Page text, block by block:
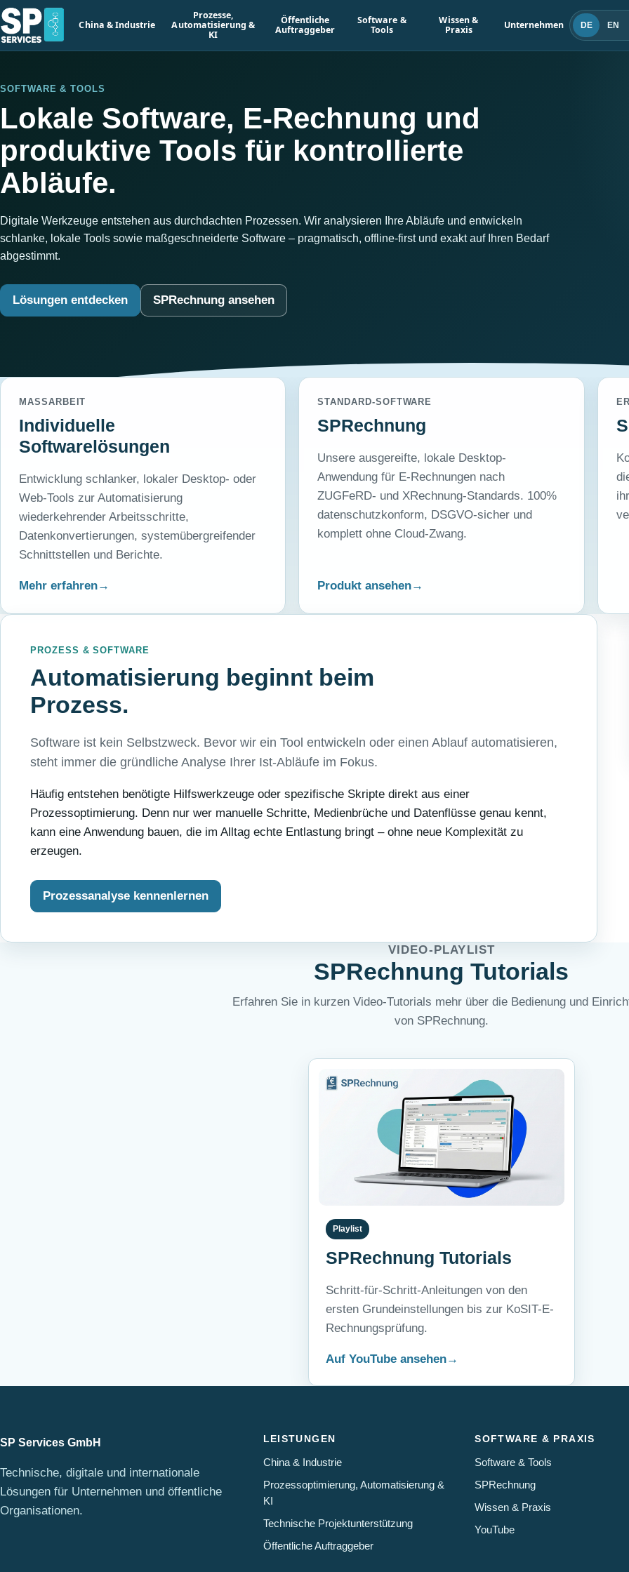
China & Industrie
Prozesse,
Automatisierung &
KI
Öffentliche
Auftraggeber
Software &
Tools
Wissen &
Praxis
Unternehmen DE EN
SOFTWARE & TOOLS
Lokale Software, E-Rechnung und
produktive Tools für kontrollierte
Abläufe.
Digitale Werkzeuge entstehen aus durchdachten Prozessen. Wir analysieren Ihre Abläufe und entwickeln
schlanke, lokale Tools sowie maßgeschneiderte Software – pragmatisch, offline-first und exakt auf Ihren Bedarf
abgestimmt.
Lösungen entdecken SPRechnung ansehen
MASSARBEIT
Individuelle
Softwarelösungen
Entwicklung schlanker, lokaler Desktop- oder
Web-Tools zur Automatisierung
wiederkehrender Arbeitsschritte,
Datenkonvertierungen, systemübergreifender
Schnittstellen und Berichte.
Mehr erfahren
STANDARD-SOFTWARE
SPRechnung
Unsere ausgereifte, lokale Desktop-
Anwendung für E-Rechnungen nach
ZUGFeRD- und XRechnung-Standards. 100%
datenschutzkonform, DSGVO-sicher und
komplett ohne Cloud-Zwang.
Produkt ansehen
PROZESS & SOFTWARE
Automatisierung beginnt beim
Prozess.
Software ist kein Selbstzweck. Bevor wir ein Tool entwickeln oder einen Ablauf automatisieren,
steht immer die gründliche Analyse Ihrer Ist-Abläufe im Fokus.
Häufig entstehen benötigte Hilfswerkzeuge oder spezifische Skripte direkt aus einer
Prozessoptimierung. Denn nur wer manuelle Schritte, Medienbrüche und Datenflüsse genau kennt,
kann eine Anwendung bauen, die im Alltag echte Entlastung bringt – ohne neue Komplexität zu
erzeugen.
Prozessanalyse kennenlernen
VIDEO-PLAYLIST
SPRechnung Tutorials
Erfahren Sie in kurzen Video-Tutorials mehr über die Bedienung und
von SPRechnung.
Playlist
SPRechnung Tutorials
Schritt-für-Schritt-Anleitungen von den
ersten Grundeinstellungen bis zur KoSIT-E-
Rechnungsprüfung.
Auf YouTube ansehen
SP Services GmbH
Technische, digitale und internationale
Lösungen für Unternehmen und öffentliche
Organisationen.
LEISTUNGEN
China & Industrie
Prozessoptimierung, Automatisierung &
KI
Technische Projektunterstützung
Öffentliche Auftraggeber
SOFTWARE & PRAXIS
Software & Tools
SPRechnung
Wissen & Praxis
YouTube